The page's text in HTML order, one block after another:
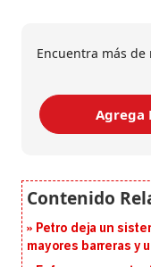
Encuentra más
Agrega
Petro deja un
mayores barreras y